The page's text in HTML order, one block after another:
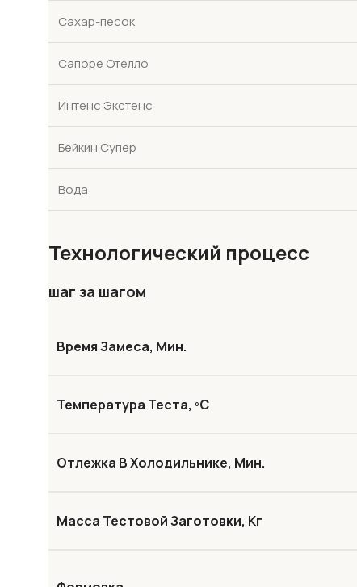
Сахар-песок
Сапоре Отелло
Интенс Экстенс
Бейкин Супер
Вода
Технологический процесс
шаг за шагом
Время Замеса, Мин.
Температура Теста, ºС
Отлежка В Холодильнике, Мин.
Масса Тестовой Заготовки, Кг